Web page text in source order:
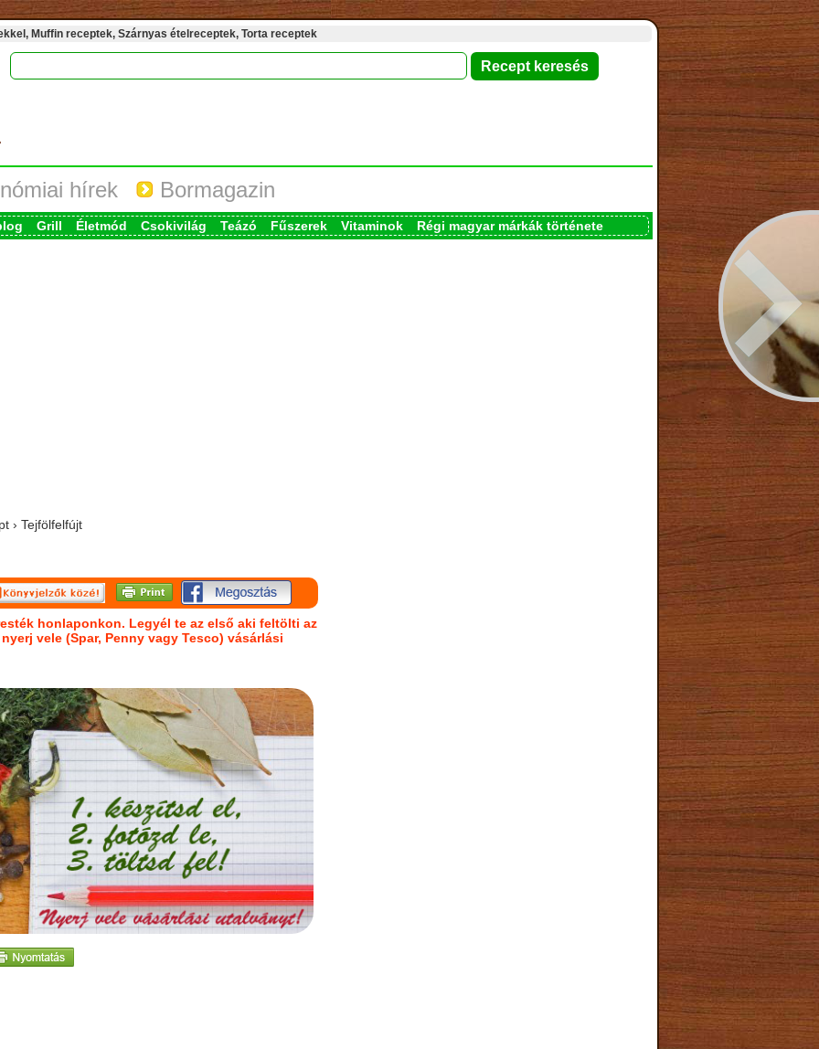
Muffin receptek, Szárnyas ételreceptek, Torta receptek
hírek Bormagazin
Grill Életmód Csokivilág Teázó Fűszerek Vitaminok Régi magyar márkák története
› Tejfölfelfújt
honlaponkon. Legyél te az első aki feltölti az
vele (Spar, Penny vagy Tesco) vásárlási